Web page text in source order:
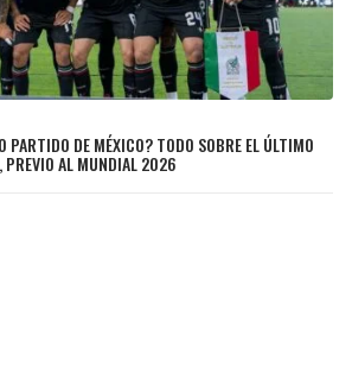
PARTIDO DE MÉXICO? TODO SOBRE EL ÚLTIMO
PREVIO AL MUNDIAL 2026